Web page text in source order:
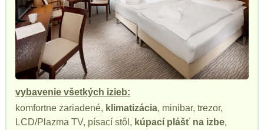
vybavenie všetkých izieb:
komfortne zariadené, klimatizácia, minibar, trezor,
LCD/Plazma TV, písací stôl, kúpací plášť na izbe,